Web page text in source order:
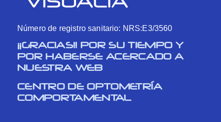
Número de registro sanitario: NRS:E3/3560
¡¡GRACIAS!! POR SU TIEMPO Y
POR HABERSE ACERCADO A
NUESTRA WEB
CENTRO DE OPTOMETRÍA
COMPORTAMENTAL